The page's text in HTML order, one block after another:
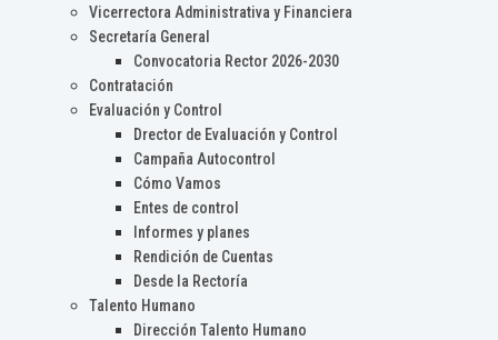
Vicerrectora Administrativa y Financiera
Secretaría General
Convocatoria Rector 2026-2030
Contratación
Evaluación y Control
Drector de Evaluación y Control
Campaña Autocontrol
Cómo Vamos
Entes de control
Informes y planes
Rendición de Cuentas
Desde la Rectoría
Talento Humano
Dirección Talento Humano